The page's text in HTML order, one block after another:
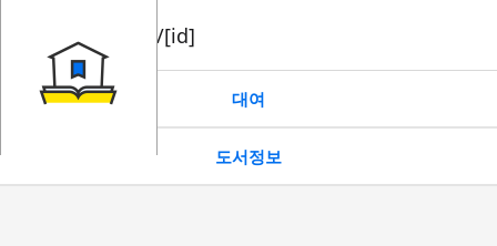
book/rent/[id]
대여
도서정보